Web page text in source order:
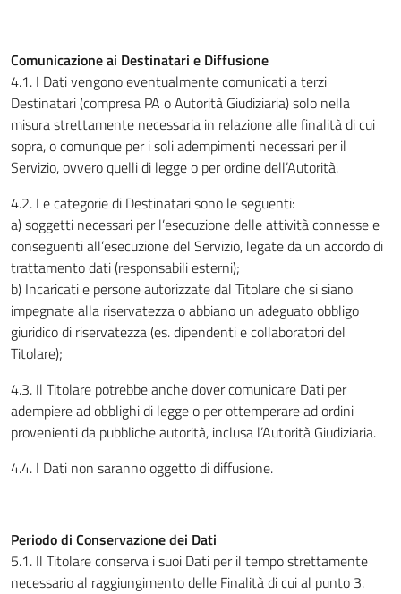
Comunicazione ai Destinatari e Diffusione
4.1. I Dati vengono eventualmente comunicati a terzi
Destinatari (compresa PA o Autorità Giudiziaria) solo nella
misura strettamente necessaria in relazione alle finalità di cui
sopra, o comunque per i soli adempimenti necessari per il
Servizio, ovvero quelli di legge o per ordine dell’Autorità.
4.2. Le categorie di Destinatari sono le seguenti:
a) soggetti necessari per l’esecuzione delle attività connesse e
conseguenti all’esecuzione del Servizio, legate da un accordo di
trattamento dati (responsabili esterni);
b) Incaricati e persone autorizzate dal Titolare che si siano
impegnate alla riservatezza o abbiano un adeguato obbligo
giuridico di riservatezza (es. dipendenti e collaboratori del
Titolare);
4.3. Il Titolare potrebbe anche dover comunicare Dati per
adempiere ad obblighi di legge o per ottemperare ad ordini
provenienti da pubbliche autorità, inclusa l’Autorità Giudiziaria.
4.4. I Dati non saranno oggetto di diffusione.
Periodo di Conservazione dei Dati
5.1. Il Titolare conserva i suoi Dati per il tempo strettamente
necessario al raggiungimento delle Finalità di cui al punto 3.